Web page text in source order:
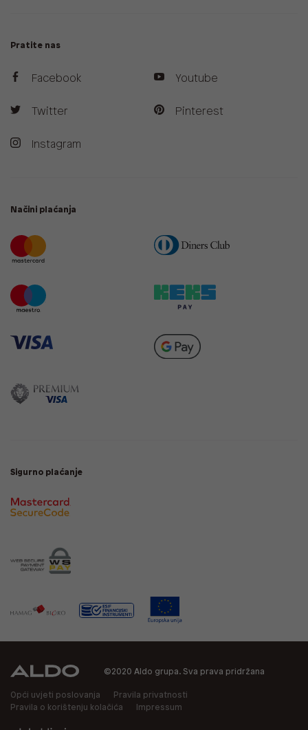
Pratite nas
Facebook
Twitter
Instagram
Youtube
Pinterest
Načini plaćanja
Sigurno plaćanje
©2020 Aldo grupa. Sva prava pridržana
Opći uvjeti poslovanja
Pravila privatnosti
Pravila o korištenju kolačića
Impressum